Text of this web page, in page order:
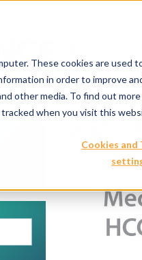
These cookies are
in order to improve
other media. To find out
when you visit this
Cookies and
运动